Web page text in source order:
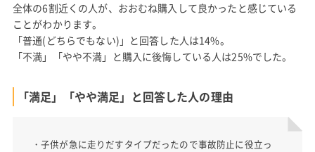
全体の6割近くの人が、おおむね購入して良かったと感じている
ことがわかります。
「普通(どちらでもない)」と回答した人は14%。
「不満」「やや不満」と購入に後悔している人は25%でした。
「満足」「やや満足」と回答した人の理由
・子供が急に走りだすタイプだったので事故防止に役立っ